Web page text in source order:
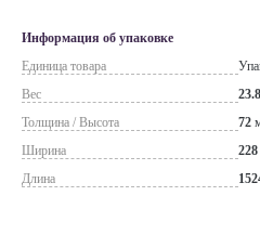
Информация об упаковке
Единица товара
Вес
Толщина / Высота
72
Ширина
228
Длина